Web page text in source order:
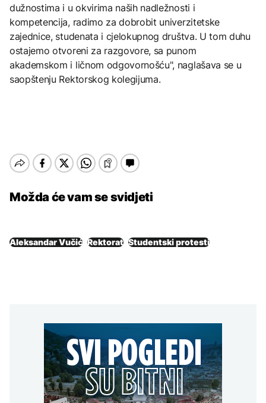
dužnostima i u okvirima naših nadležnosti i
kompetencija, radimo za dobrobit univerzitetske
zajednice, studenata i cjelokupnog društva. U tom duhu
ostajemo otvoreni za razgovore, sa punom
akademskom i ličnom odgovornošću", naglašava se u
saopštenju Rektorskog kolegijuma.
Možda će vam se svidjeti
Aleksandar Vučić Rektorat Studentski protesti